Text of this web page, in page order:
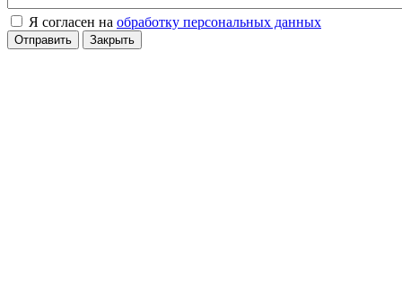
Я согласен на обработку персональных данных
Отправить Закрыть